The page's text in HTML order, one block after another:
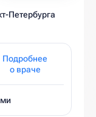
Петербурга
Подробнее
о враче